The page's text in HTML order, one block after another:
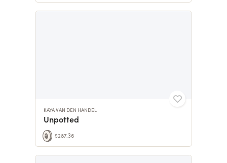
KAYA VAN DEN HANDEL
Unpotted
$287.36